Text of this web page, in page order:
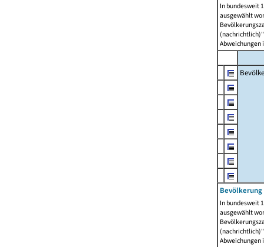
In bundesweit
ausgewählt
Abweichungen
In bundesweit
ausgewählt
Abweichungen